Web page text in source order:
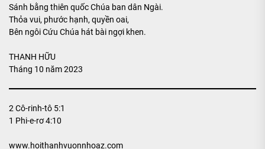
Sánh bằng thiên quốc Chúa ban dân Ngài.
Thỏa vui, phước hạnh, quyền oai,
Bên ngôi Cứu Chúa hát bài ngợi khen.
THANH HỮU
Tháng 10 năm 2023
2 Cô-rinh-tô 5:1
1 Phi-e-rơ 4:10
www.hoithanhvuonnhoaz.com